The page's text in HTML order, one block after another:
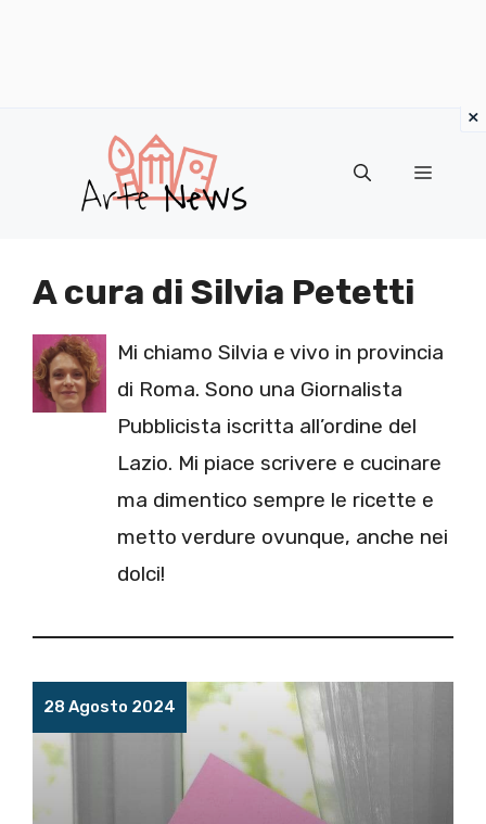
contenuto
Menu
A cura di Silvia Petetti
Mi chiamo Silvia e vivo in provincia
di Roma. Sono una Giornalista
Pubblicista iscritta all’ordine del
Lazio. Mi piace scrivere e cucinare
ma dimentico sempre le ricette e
metto verdure ovunque, anche nei
dolci!
28 Agosto 2024
×